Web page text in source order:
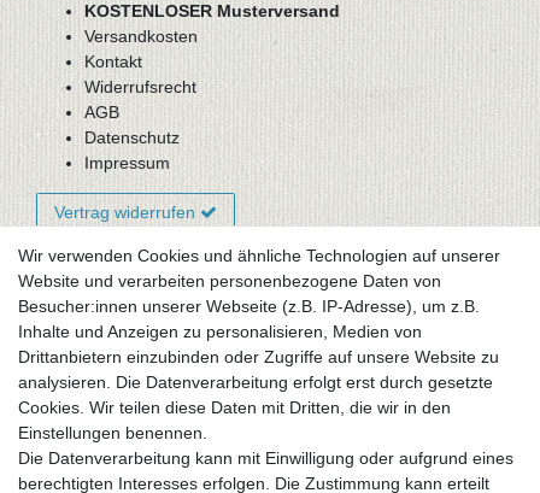
KOSTENLOSER Musterversand
Versandkosten
Kontakt
Widerrufsrecht
AGB
Datenschutz
Impressum
Vertrag widerrufen
Newsletter-Anmeldung
FAQ / Fragen
Mein Warenkorb
Mein Merkzettel
Mein Konto
UNSER LADENGESCHÄFT
Gottlieb-Daimler-Str. 10
Wir verwenden Cookies und ähnliche Technologien auf unserer
Website und verarbeiten personenbezogene Daten von
Besucher:innen unserer Webseite (z.B. IP-Adresse), um z.B.
Inhalte und Anzeigen zu personalisieren, Medien von
Drittanbietern einzubinden oder Zugriffe auf unsere Website zu
analysieren. Die Datenverarbeitung erfolgt erst durch gesetzte
Cookies. Wir teilen diese Daten mit Dritten, die wir in den
Einstellungen benennen.
Die Datenverarbeitung kann mit Einwilligung oder aufgrund eines
berechtigten Interesses erfolgen. Die Zustimmung kann erteilt